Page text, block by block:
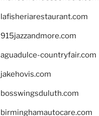
lafisheriarestaurant.com
915jazzandmore.com
aguadulce-countryfair.com
jakehovis.com
bosswingsduluth.com
birminghamautocare.com